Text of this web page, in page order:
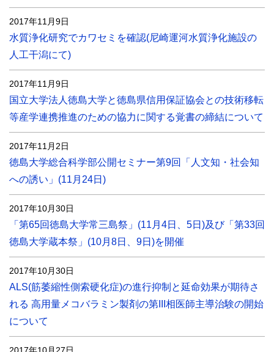
2017年11月9日
水質浄化研究でカワセミを確認(尼崎運河水質浄化施設の
人工干潟にて)
2017年11月9日
国立大学法人徳島大学と徳島県信用保証協会との技術移転
等産学連携推進のための協力に関する覚書の締結について
2017年11月2日
徳島大学総合科学部公開セミナー第9回「人文知・社会知
への誘い」(11月24日)
2017年10月30日
「第65回徳島大学常三島祭」(11月4日、5日)及び「第33回
徳島大学蔵本祭」(10月8日、9日)を開催
2017年10月30日
ALS(筋萎縮性側索硬化症)の進行抑制と延命効果が期待さ
れる 高用量メコバラミン製剤の第III相医師主導治験の開始
について